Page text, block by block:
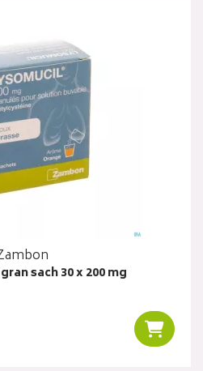
sach 30 x 200 mg